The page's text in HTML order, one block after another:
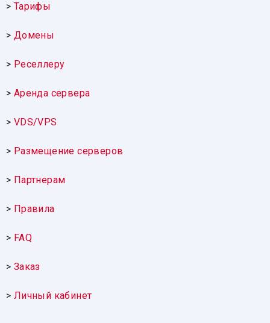
> Тарифы
> Домены
> Реселлеру
> Аренда сервера
> VDS/VPS
> Размещение серверов
> Партнерам
> Правила
> FAQ
> Заказ
> Личный кабинет